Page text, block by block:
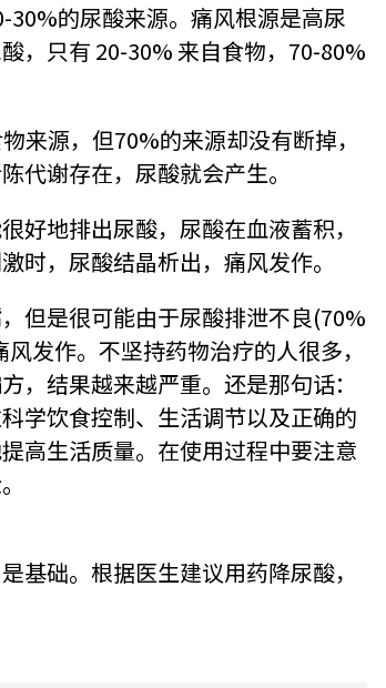
30%的尿酸来源。痛风根源是高尿
，只有 20-30% 来自食物，70-80%
来源，但70%的来源却没有断掉，
代谢存在，尿酸就会产生。
好地排出尿酸，尿酸在血液蓄积，
时，尿酸结晶析出，痛风发作。
但是很可能由于尿酸排泄不良(70%
发作。不坚持药物治疗的人很多，
，结果越来越严重。还是那句话：
学饮食控制、生活调节以及正确的
高生活质量。在使用过程中要注意
基础。根据医生建议用药降尿酸，